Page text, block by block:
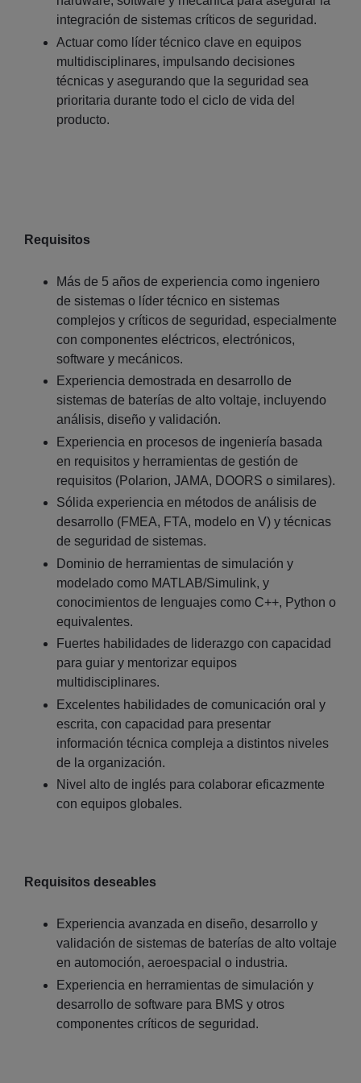
integración de sistemas críticos de seguridad.
Actuar como líder técnico clave en equipos
multidisciplinares, impulsando decisiones
técnicas y asegurando que la seguridad sea
prioritaria durante todo el ciclo de vida del
producto.
Requisitos
Más de 5 años de experiencia como ingeniero
de sistemas o líder técnico en sistemas
complejos y críticos de seguridad, especialmente
con componentes eléctricos, electrónicos,
software y mecánicos.
Experiencia demostrada en desarrollo de
sistemas de baterías de alto voltaje, incluyendo
análisis, diseño y validación.
Experiencia en procesos de ingeniería basada
en requisitos y herramientas de gestión de
requisitos (Polarion, JAMA, DOORS o similares).
Sólida experiencia en métodos de análisis de
desarrollo (FMEA, FTA, modelo en V) y técnicas
de seguridad de sistemas.
Dominio de herramientas de simulación y
modelado como MATLAB/Simulink, y
conocimientos de lenguajes como C++, Python o
equivalentes.
Fuertes habilidades de liderazgo con capacidad
para guiar y mentorizar equipos
multidisciplinares.
Excelentes habilidades de comunicación oral y
escrita, con capacidad para presentar
información técnica compleja a distintos niveles
de la organización.
Nivel alto de inglés para colaborar eficazmente
con equipos globales.
Requisitos deseables
Experiencia avanzada en diseño, desarrollo y
validación de sistemas de baterías de alto voltaje
en automoción, aeroespacial o industria.
Experiencia en herramientas de simulación y
desarrollo de software para BMS y otros
componentes críticos de seguridad.